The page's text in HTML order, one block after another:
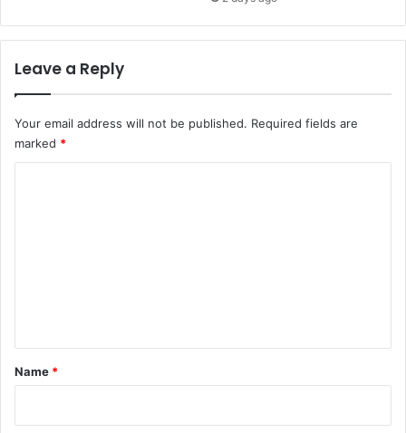
Leave a Reply
Your email address will not be published. Required fields are
marked *
*
Name *